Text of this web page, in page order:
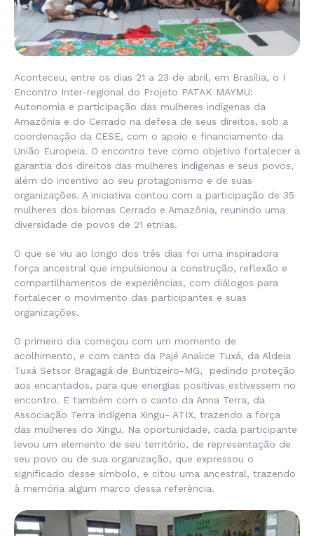
Aconteceu, entre os dias 21 a 23 de abril, em Brasília, o I
Encontro Inter-regional do Projeto PATAK MAYMU:
Autonomia e participação das mulheres indígenas da
Amazônia e do Cerrado na defesa de seus direitos, sob a
coordenação da CESE, com o apoio e financiamento da
União Europeia. O encontro teve como objetivo fortalecer a
garantia dos direitos das mulheres indígenas e seus povos,
além do incentivo ao seu protagonismo e de suas
organizações. A iniciativa contou com a participação de 35
mulheres dos biomas Cerrado e Amazônia, reunindo uma
diversidade de povos de 21 etnias.
O que se viu ao longo dos três dias foi uma inspiradora
força ancestral que impulsionou a construção, reflexão e
compartilhamentos de experiências, com diálogos para
fortalecer o movimento das participantes e suas
organizações.
O primeiro dia começou com um momento de
acolhimento, e com canto da Pajé Analice Tuxá, da Aldeia
Tuxá Setsor Bragagá de Buritizeiro-MG, pedindo proteção
aos encantados, para que energias positivas estivessem no
encontro. E também com o canto da Anna Terra, da
Associação Terra indígena Xingu- ATIX, trazendo a força
das mulheres do Xingu. Na oportunidade, cada participante
levou um elemento de seu território, de representação de
seu povo ou de sua organização, que expressou o
significado desse símbolo, e citou uma ancestral, trazendo
à memória algum marco dessa referência.